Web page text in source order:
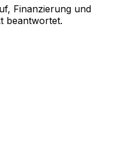
Finanzierung und
beantwortet.